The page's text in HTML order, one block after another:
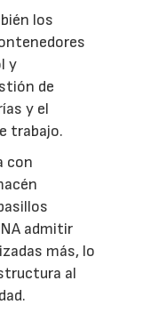
los
y
de
y el
trabajo.
con
admitir
más, lo
al